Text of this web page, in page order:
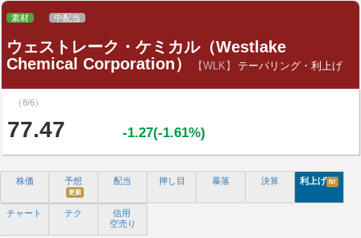
素材 中配当
ウェストレーク・ケミカル（Westlake
Chemical Corporation）
【WLK】 テーパリング・利上げ
（8/6）
77.47 -1.27(-1.61%)
株価 予想
更新
配当 押し目 暴落 決算 利上げ N!
チャート テク
信用
空売り